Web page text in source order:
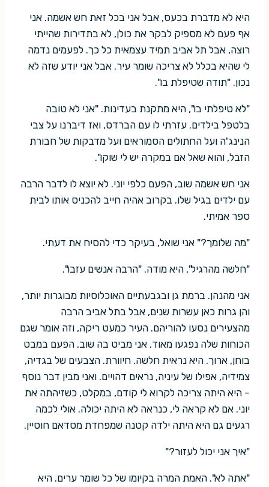
היא לא מדברת בכעס, אבל אני בכל זאת חש אשמה. אני
אף פעם לא מספיק לבקר את כולן, לא בתדירות שהייתי
רוצה, אבל תל אביב תמיד עצמאית כל כך. לפעמים נדמה
לי שהיא בכלל לא צריכה שומר עיר. אבל אני יודע שזה לא
נכון. "תודה שטיפלת בו".
"לא טיפלתי בו", היא מתקנת בעדינות. "אני לא טובה
בלטפל בילדים. עזרתי לו עם הברדס, ואז דיברנו על צבי
הנינג'ה ועל החתולים הסמוראים ועל מדבקות של חבורת
הזבל, והוא שאל אם במקרה יש לי שוקו".
אני חש אשמה שוב, הפעם כלפי יוני. לא יוצא לו לדבר הרבה
עם ילדים בגיל שלו. בקרוב אהיה חייב להכניס אותו לבית
ספר אמיתי.
"מה שלומך?" אני שואל, בעיקר כדי להסיח את דעתי.
"חלשה מהרגיל", היא מודה. "הרבה אנשים עזבו".
אני מהנהן. ברמת גן ובגבעתיים האוכלוסיות מבוגרות יותר,
והן גרות כאן עשרות שנים, אבל בתל אביב הרבה
מהצעירים נסעו להוריהם. העיר כמעט ריקה, וזה אומר שגם
הכוחות שלה נפגעו מאוד. אני מביט בה שוב, הפעם במבט
בוחן, ארוך. היא נראית חלשה. חיוורת. הצבעים של בגדיה,
צמידיה, אפילו של עיניה, נראים דהויים. ואני מבין דבר נוסף
– היא היתה צריכה לקרוא לי קודם, במקלט, כשזיהתה את
יוני. אם לא קראה לי, כנראה לא היתה יכולה. אולי לכמה
רגעים גם היא היתה ילדה קטנה שמפחדת מסדאם חוסיין.
"איך אני יכול לעזור?"
"אתה לא". האמת המרה בקיומו של כל שומר ערים. היא